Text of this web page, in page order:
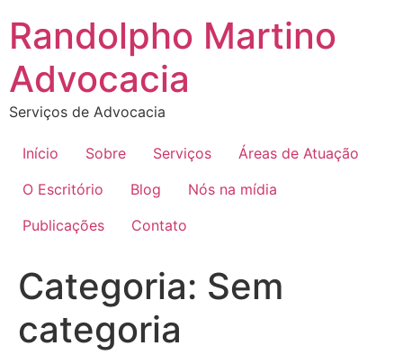
para
conteúdo
Randolpho Martino
Advocacia
Serviços de Advocacia
Início Sobre Serviços
Áreas de Atuação
O Escritório
Blog
Nós na mídia
Publicações
Contato
Categoria: Sem
categoria